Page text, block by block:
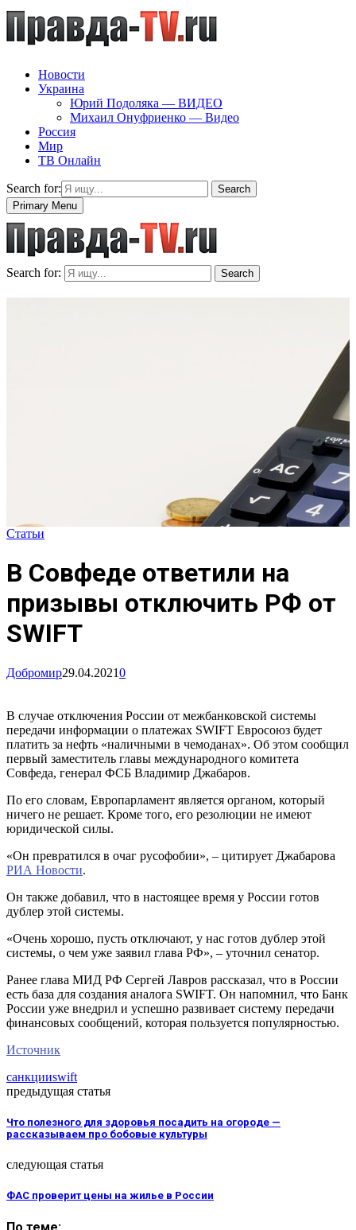
Новости
Украина
Юрий Подоляка — ВИДЕО
Михаил Онуфриенко — Видео
Россия
Мир
ТВ Онлайн
Search for:
Search
Primary Menu
Search for: Search
Статьи
В Совфеде ответили на
призывы отключить РФ от
SWIFT
Добромир29.04.20210
В случае отключения России от межбанковской системы
передачи информации о платежах SWIFT Евросоюз будет
платить за нефть «наличными в чемоданах». Об этом сообщил
первый заместитель главы международного комитета
Совфеда, генерал ФСБ Владимир Джабаров.
По его словам, Европарламент является органом, который
ничего не решает. Кроме того, его резолюции не имеют
юридической силы.
«Он превратился в очаг русофобии», – цитирует Джабарова
РИА Новости.
Он также добавил, что в настоящее время у России готов
дублер этой системы.
«Очень хорошо, пусть отключают, у нас готов дублер этой
системы, о чем уже заявил глава РФ», – уточнил сенатор.
Ранее глава МИД РФ Сергей Лавров рассказал, что в России
есть база для создания аналога SWIFT. Он напомнил, что Банк
России уже внедрил и успешно развивает систему передачи
финансовых сообщений, которая пользуется популярностью.
Источник
санкцииswift
предыдущая статья
Что полезного для здоровья посадить на огороде —
рассказываем про бобовые культуры
следующая статья
ФАС проверит цены на жилье в России
По теме: